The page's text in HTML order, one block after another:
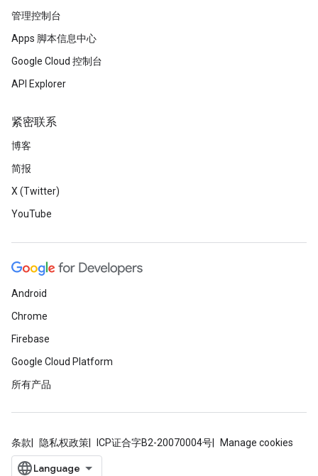
管理控制台
Apps 脚本信息中心
Google Cloud 控制台
API Explorer
紧密联系
博客
简报
X (Twitter)
YouTube
Android
Chrome
Firebase
Google Cloud Platform
所有产品
条款 隐私权政策 ICP证合字B2-20070004号 Manage cookies